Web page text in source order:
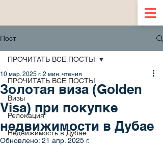
Пост
ПРОЧИТАТЬ ВСЕ ПОСТЫ
Визы
Релокация
Недвижимость в Дубае
ПРОЧИТАТЬ ВСЕ ПОСТЫ
Золотая виза (Golden
Visa) при покупке
недвижимости в Дубае
10 мар. 2025 г. 2 мин. чтения
Обновлено: 21 апр. 2025 г.